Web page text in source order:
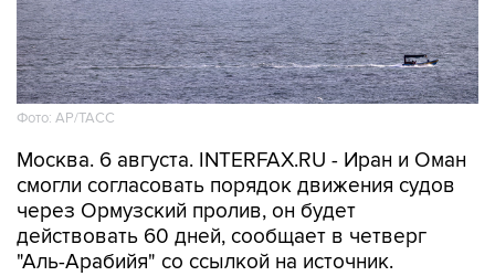
Фото: AP/ТАСС
Москва. 6 августа. INTERFAX.RU - Иран и Оман
смогли согласовать порядок движения судов
через Ормузский пролив, он будет
действовать 60 дней, сообщает в четверг
"Аль-Арабийя" со ссылкой на источник.